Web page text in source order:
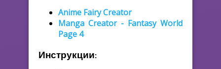
Anime Fairy Creator
Manga Creator - Fantasy World
Page 4
Инструкции: